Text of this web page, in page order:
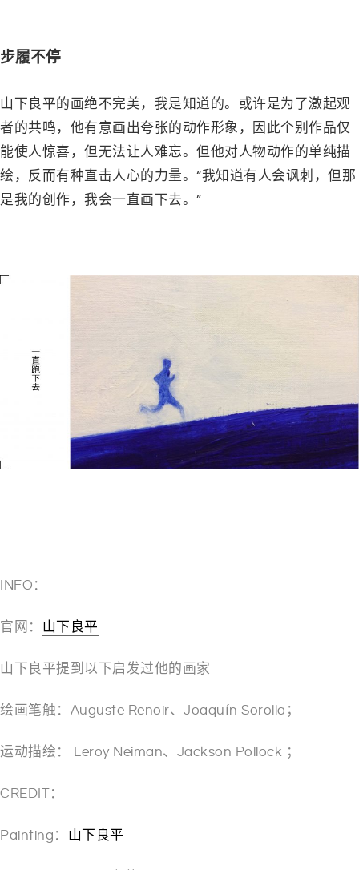
步履不停
山下良平的画绝不完美，我是知道的。或许是为了激起观
者的共鸣，他有意画出夸张的动作形象，因此个别作品仅
能使人惊喜，但无法让人难忘。但他对人物动作的单纯描
绘，反而有种直击人心的力量。“我知道有人会讽刺，但那
是我的创作，我会一直画下去。”
INFO：
官网： 山下良平
山下良平提到以下启发过他的画家
绘画笔触：Auguste Renoir、Joaquín Sorolla；
运动描绘： Leroy Neiman、Jackson Pollock ；
CREDIT：
Painting： 山下良平